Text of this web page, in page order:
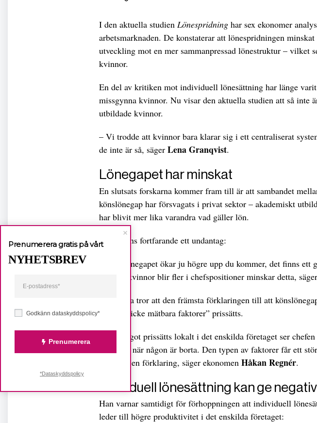
I den aktuella studien Lönespridning har sex ekonomer
arbetsmarknaden. De konstaterar att lönespridningen
utveckling mot en mer sammanpressad lönestruktur – vilket
kvinnor.
En del av kritiken mot individuell lönesättning har länge
missgynna kvinnor. Nu visar den aktuella studien att så inte
utbildade kvinnor.
– Vi trodde att kvinnor bara klarar sig i ett centraliserat
de inte är så, säger Lena Granqvist.
Lönegapet har minskat
En slutsats forskarna kommer fram till är att sambandet
könslönegap har försvagats i privat sektor – akademiskt
har blivit mer lika varandra vad gäller lön.
Dock finns fortfarande ett undantag:
– Könslönegapet ökar ju högre upp du kommer, det finns ett
med att kvinnor blir fler i chefspositioner minskar detta,
Forskarna tror att den främsta förklaringen till att
kallade ”icke mätbara faktorer” prissätts.
– När något prissätts lokalt i det enskilda företaget ser
rycker in när någon är borta. Den typen av faktorer får ett
kan vara en förklaring, säger ekonomen Håkan Regnér.
Individuell lönesättning kan ge
Han varnar samtidigt för förhoppningen att individuell
leder till högre produktivitet i det enskilda företaget:
Godkänn dataskyddspolicy*
Prenumerera
Prenumerera gratis på vårt
NYHETSBREV
*Dataskyddspolicy